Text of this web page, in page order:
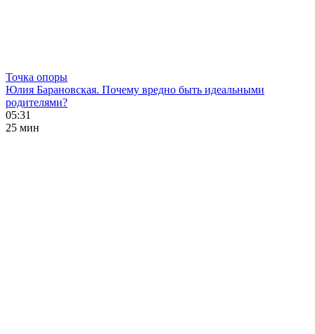
Точка опоры
Юлия Барановская. Почему вредно быть идеальными
родителями?
05:31
25 мин